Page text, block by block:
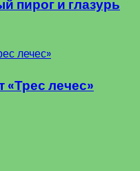
пирог и глазурь
«Трес лечес»